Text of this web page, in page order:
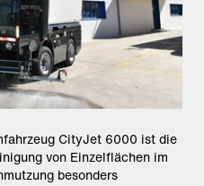
CityJet 6000 ist die
von Einzelflächen im
besonders